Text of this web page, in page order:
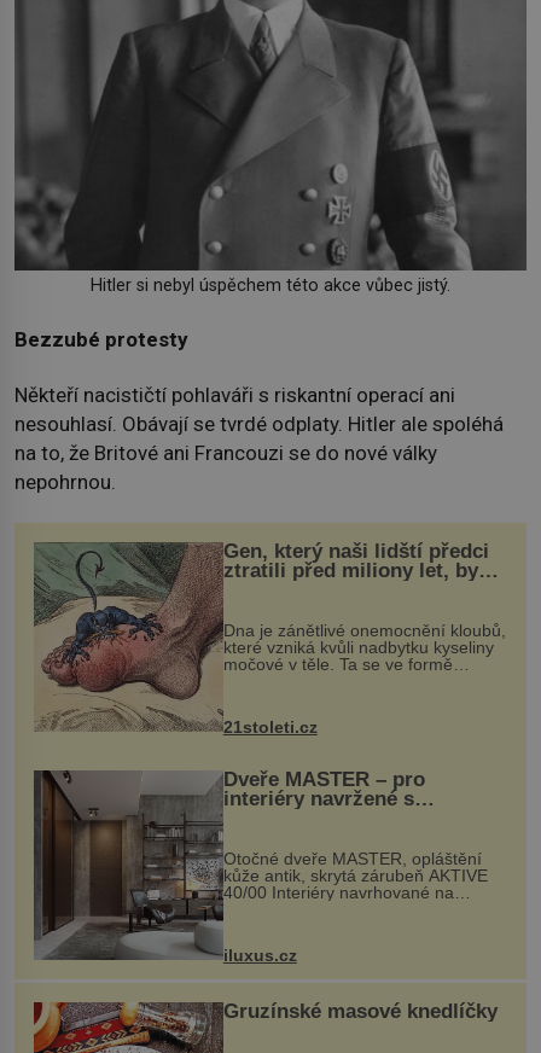
Hitler si nebyl úspěchem této akce vůbec jistý.
Bezzubé protesty
Někteří nacističtí pohlaváři s riskantní operací ani
nesouhlasí. Obávají se tvrdé odplaty. Hitler ale spoléhá
na to, že Britové ani Francouzi se do nové války
nepohrnou.
Gen, který naši lidští předci
ztratili před miliony let, by
mohl pomoci s léčbou
„nemoci králů“
Dna je zánětlivé onemocnění kloubů,
které vzniká kvůli nadbytku kyseliny
močové v těle. Ta se ve formě
nohou, a způsobuje bole...
21stoleti.cz
Dveře MASTER – pro
interiéry navržené s
rozumem i vášní!
Otočné dveře MASTER, opláštění
kůže antik, skrytá zárubeň AKTIVE
40/00 Interiéry navrhované na
zakázku často vyžadují atypické
rozměry nejen nábytku, ale i
dnes umož...
iluxus.cz
Gruzínské masové knedlíčky